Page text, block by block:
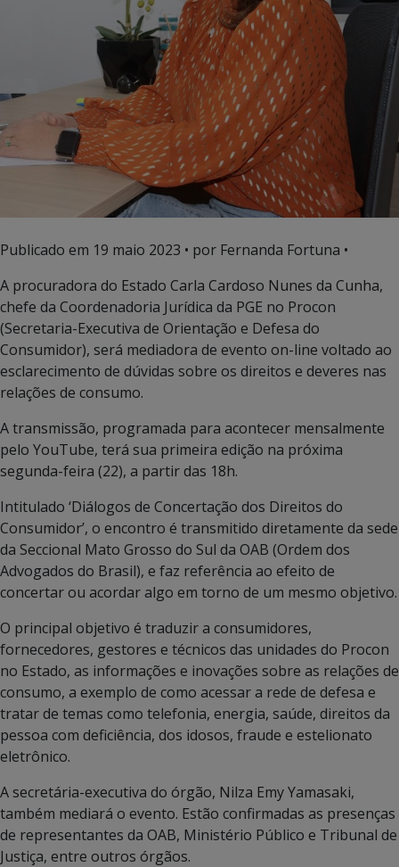
Publicado em 19 maio 2023 • por Fernanda Fortuna •
A procuradora do Estado Carla Cardoso Nunes da Cunha,
chefe da Coordenadoria Jurídica da PGE no Procon
(Secretaria-Executiva de Orientação e Defesa do
Consumidor), será mediadora de evento on-line voltado ao
esclarecimento de dúvidas sobre os direitos e deveres nas
relações de consumo.
A transmissão, programada para acontecer mensalmente
pelo YouTube, terá sua primeira edição na próxima
segunda-feira (22), a partir das 18h.
Intitulado ‘Diálogos de Concertação dos Direitos do
Consumidor’, o encontro é transmitido diretamente da sede
da Seccional Mato Grosso do Sul da OAB (Ordem dos
Advogados do Brasil), e faz referência ao efeito de
concertar ou acordar algo em torno de um mesmo objetivo.
O principal objetivo é traduzir a consumidores,
fornecedores, gestores e técnicos das unidades do Procon
no Estado, as informações e inovações sobre as relações de
consumo, a exemplo de como acessar a rede de defesa e
tratar de temas como telefonia, energia, saúde, direitos da
pessoa com deficiência, dos idosos, fraude e estelionato
eletrônico.
A secretária-executiva do órgão, Nilza Emy Yamasaki,
também mediará o evento. Estão confirmadas as presenças
de representantes da OAB, Ministério Público e Tribunal de
Justiça, entre outros órgãos.